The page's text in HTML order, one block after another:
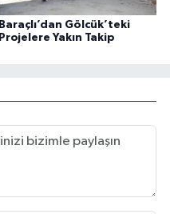
Baraçlı’dan Gölcük’teki
Projelere Yakın Takip